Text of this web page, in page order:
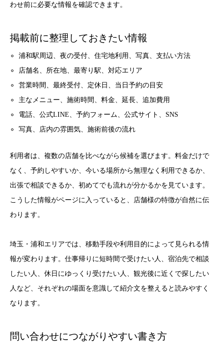
わせ前に必要な情報を確認できます。
掲載前に整理しておきたい情報
浦和駅周辺、夜の受付、住宅地利用、写真、支払い方法
店舗名、所在地、最寄り駅、対応エリア
営業時間、最終受付、定休日、当日予約の目安
主なメニュー、施術時間、料金、延長、追加費用
電話、公式LINE、予約フォーム、公式サイト、SNS
写真、店内の雰囲気、施術前後の流れ
利用者は、複数の店舗を比べながら候補を選びます。料金だけで
なく、予約しやすいか、今いる場所から無理なく利用できるか、
出張で相談できるか、初めてでも流れが分かるかを見ています。
こうした情報がページに入っていると、店舗様の特徴が自然に伝
わります。
埼玉・浦和エリアでは、移動手段や利用目的によって見られる情
報が変わります。仕事帰りに短時間で受けたい人、宿泊先で相談
したい人、休日にゆっくり受けたい人、観光後に近くで探したい
人など、それぞれの場面を意識して紹介文を整えると読みやすく
なります。
問い合わせにつながりやすい書き方